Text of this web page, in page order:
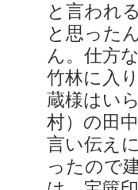
と言われ
と思った
ん。仕方
竹林に入
蔵様はい
村）の田
言い伝え
ったので